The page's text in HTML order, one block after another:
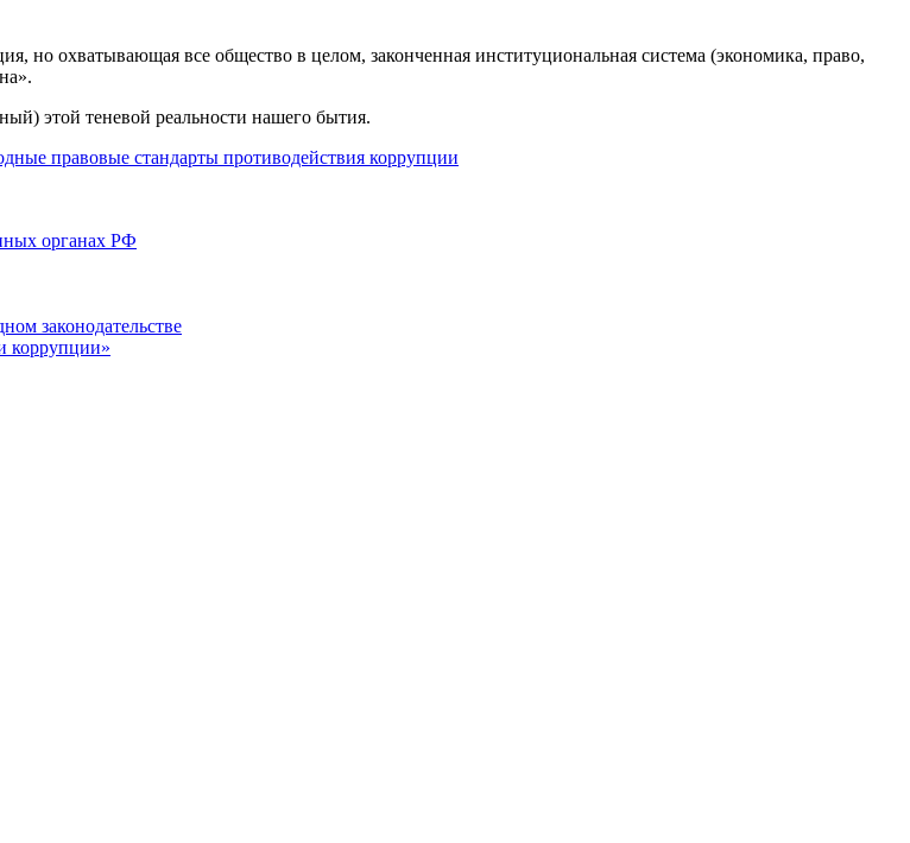
но охватывающая все общество в целом, законченная институциональная система (экономика, право,
этой теневой реальности нашего бытия.
правовые стандарты противодействия коррупции
органах РФ
законодательстве
коррупции»